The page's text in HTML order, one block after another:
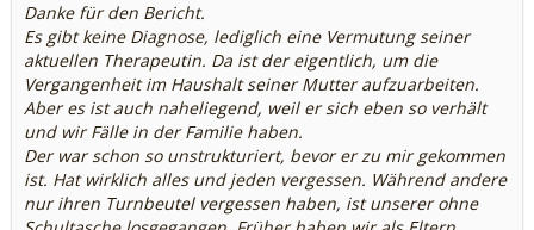
Danke für den Bericht.
Es gibt keine Diagnose, lediglich eine Vermutung seiner
aktuellen Therapeutin. Da ist der eigentlich, um die
Vergangenheit im Haushalt seiner Mutter aufzuarbeiten.
Aber es ist auch naheliegend, weil er sich eben so verhält
und wir Fälle in der Familie haben.
Der war schon so unstrukturiert, bevor er zu mir gekommen
ist. Hat wirklich alles und jeden vergessen. Während andere
nur ihren Turnbeutel vergessen haben, ist unserer ohne